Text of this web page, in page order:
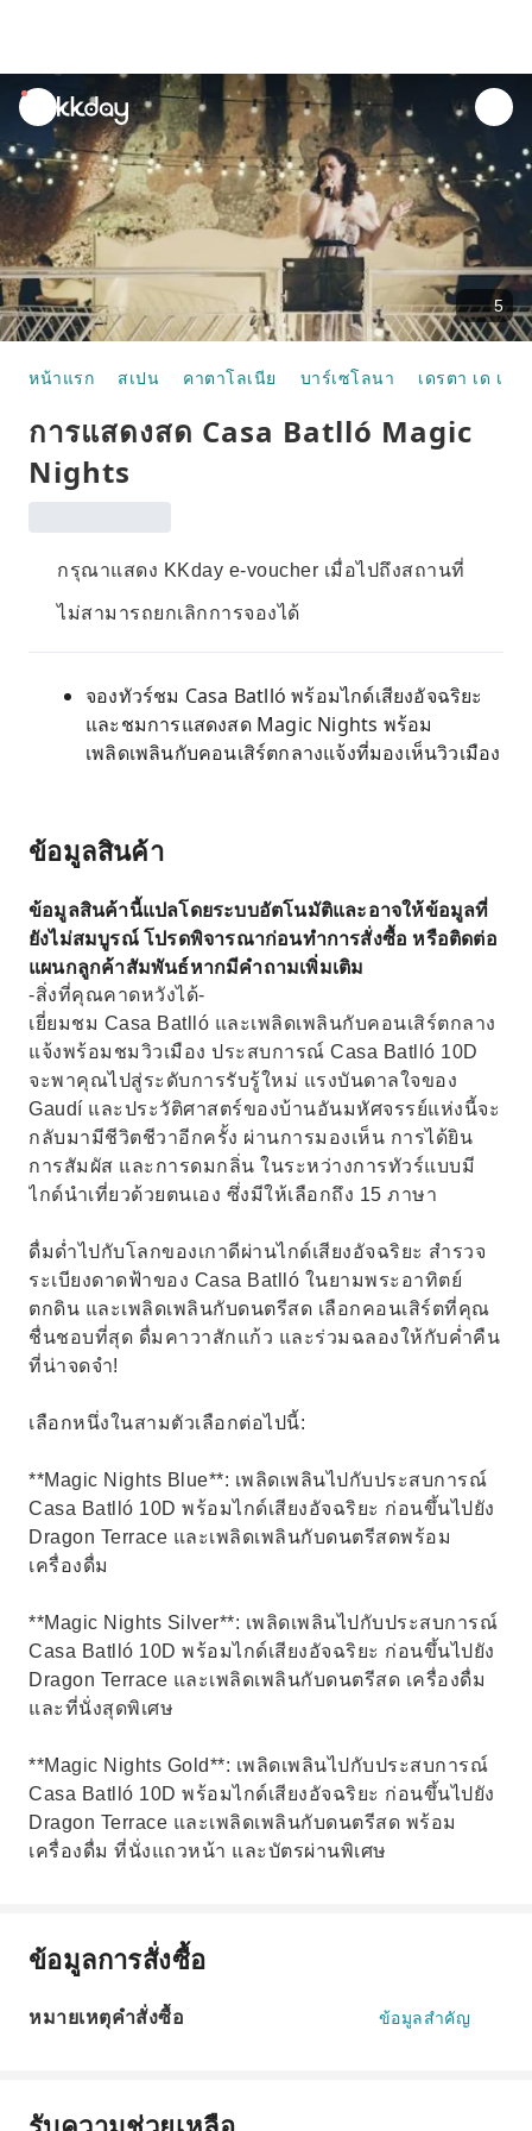
unread
notifications
5
หน้าแรก สเปน คาตาโลเนีย บาร์เซโลนา เดรตา เด เล็
การแสดงสด Casa Batlló Magic
Nights
กรุณาแสดง KKday e-voucher เมื่อไปถึงสถานที่
ไม่สามารถยกเลิกการจองได้
จองทัวร์ชม Casa Batlló พร้อมไกด์เสียงอัจฉริยะ
และชมการแสดงสด Magic Nights พร้อม
เพลิดเพลินกับคอนเสิร์ตกลางแจ้งที่มองเห็นวิวเมือง
ข้อมูลสินค้า
ข้อมูลสินค้านี้แปลโดยระบบอัตโนมัติและอาจให้ข้อมูลที่
ยังไม่สมบูรณ์ โปรดพิจารณาก่อนทำการสั่งซื้อ หรือติดต่อ
แผนกลูกค้าสัมพันธ์หากมีคำถามเพิ่มเติม
-สิ่งที่คุณคาดหวังได้-
เยี่ยมชม Casa Batlló และเพลิดเพลินกับคอนเสิร์ตกลาง
แจ้งพร้อมชมวิวเมือง ประสบการณ์ Casa Batlló 10D
จะพาคุณไปสู่ระดับการรับรู้ใหม่ แรงบันดาลใจของ
Gaudí และประวัติศาสตร์ของบ้านอันมหัศจรรย์แห่งนี้จะ
กลับมามีชีวิตชีวาอีกครั้ง ผ่านการมองเห็น การได้ยิน
การสัมผัส และการดมกลิ่น ในระหว่างการทัวร์แบบมี
ไกด์นำเที่ยวด้วยตนเอง ซึ่งมีให้เลือกถึง 15 ภาษา
ดื่มด่ำไปกับโลกของเกาดีผ่านไกด์เสียงอัจฉริยะ สำรวจ
ระเบียงดาดฟ้าของ Casa Batlló ในยามพระอาทิตย์
ตกดิน และเพลิดเพลินกับดนตรีสด เลือกคอนเสิร์ตที่คุณ
ชื่นชอบที่สุด ดื่มคาวาสักแก้ว และร่วมฉลองให้กับค่ำคืน
ที่น่าจดจำ!
เลือกหนึ่งในสามตัวเลือกต่อไปนี้:
**Magic Nights Blue**: เพลิดเพลินไปกับประสบการณ์
Casa Batlló 10D พร้อมไกด์เสียงอัจฉริยะ ก่อนขึ้นไปยัง
Dragon Terrace และเพลิดเพลินกับดนตรีสดพร้อม
เครื่องดื่ม
**Magic Nights Silver**: เพลิดเพลินไปกับประสบการณ์
Casa Batlló 10D พร้อมไกด์เสียงอัจฉริยะ ก่อนขึ้นไปยัง
Dragon Terrace และเพลิดเพลินกับดนตรีสด เครื่องดื่ม
และที่นั่งสุดพิเศษ
**Magic Nights Gold**: เพลิดเพลินไปกับประสบการณ์
Casa Batlló 10D พร้อมไกด์เสียงอัจฉริยะ ก่อนขึ้นไปยัง
Dragon Terrace และเพลิดเพลินกับดนตรีสด พร้อม
เครื่องดื่ม ที่นั่งแถวหน้า และบัตรผ่านพิเศษ
ข้อมูลการสั่งซื้อ
หมายเหตุคำสั่งซื้อ ข้อมูลสำคัญ